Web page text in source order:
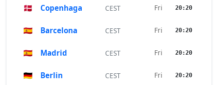
🇩🇰 Copenhaga CEST Fri 20:20
🇪🇸 Barcelona CEST Fri 20:20
🇪🇸 Madrid CEST Fri 20:20
🇩🇪 Berlin CEST Fri 20:20